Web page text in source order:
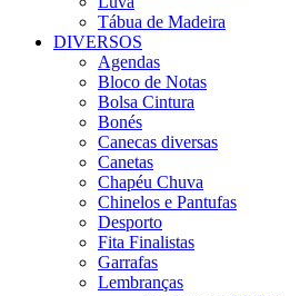
Tábua de Madeira
DIVERSOS
Agendas
Bloco de Notas
Bolsa Cintura
Bonés
Canecas diversas
Canetas
Chapéu Chuva
Chinelos e Pantufas
Desporto
Fita Finalistas
Garrafas
Lembranças